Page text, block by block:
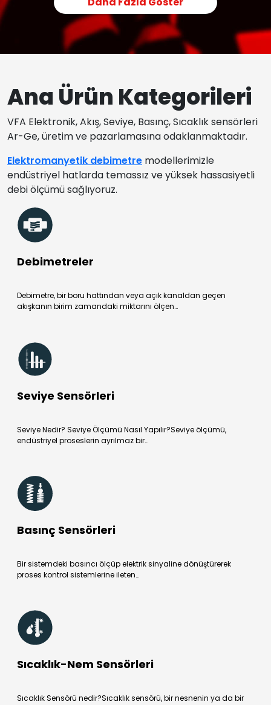
Ana Ürün Kategorileri
VFA Elektronik, Akış, Seviye, Basınç, Sıcaklık sensörleri
Ar-Ge, üretim ve pazarlamasına odaklanmaktadır.
Elektromanyetik debimetre modellerimizle
endüstriyel hatlarda temassız ve yüksek hassasiyetli
debi ölçümü sağlıyoruz.
Debimetreler
Debimetre, bir boru hattından veya açık kanaldan geçen
akışkanın birim zamandaki miktarını ölçen…
Seviye Sensörleri
Seviye Nedir? Seviye Ölçümü Nasıl Yapılır?Seviye ölçümü,
endüstriyel proseslerin ayrılmaz bir…
Basınç Sensörleri
Bir sistemdeki basıncı ölçüp elektrik sinyaline dönüştürerek
proses kontrol sistemlerine ileten…
Sıcaklık-Nem Sensörleri
Sıcaklık Sensörü nedir?Sıcaklık sensörü, bir nesnenin ya da bir